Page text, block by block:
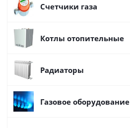
Счетчики газа
Котлы отопительные
Радиаторы
Газовое оборудование